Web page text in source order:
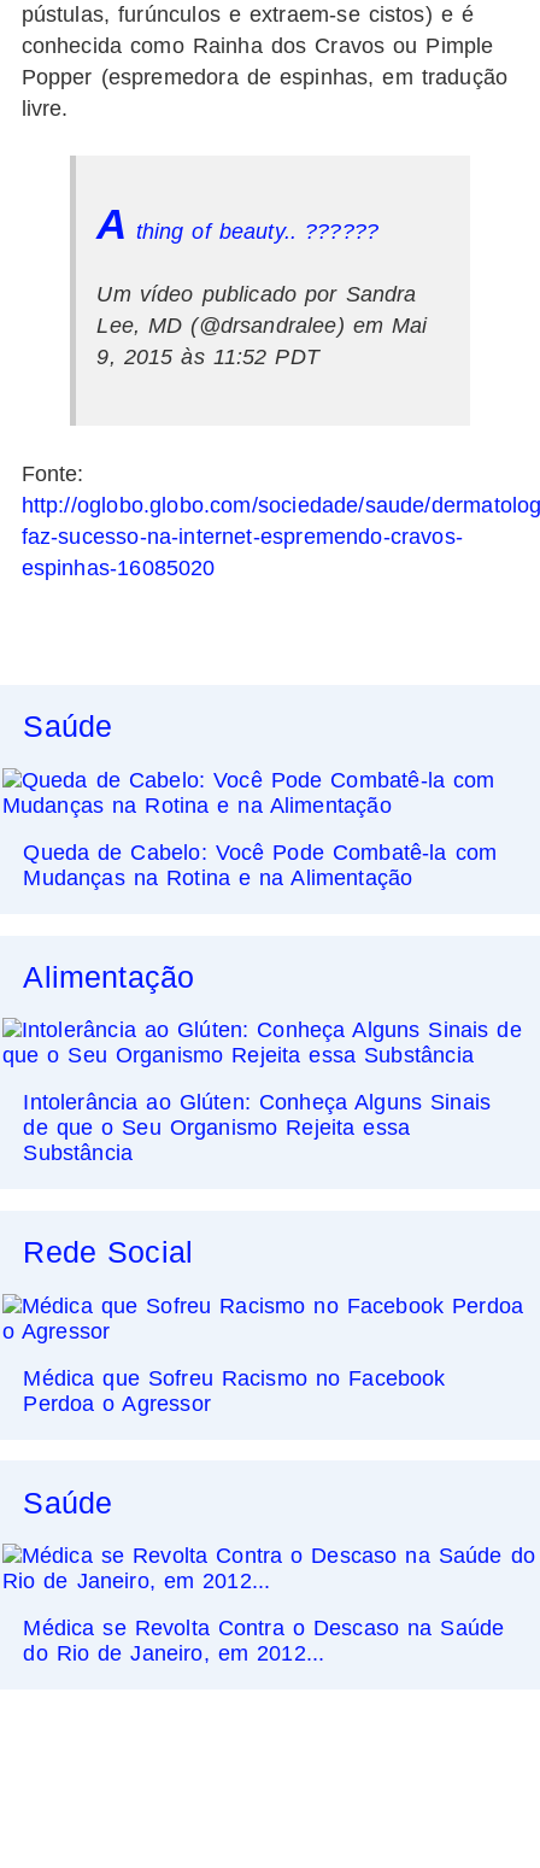
pústulas, furúnculos e extraem-se cistos) e é
conhecida como Rainha dos Cravos ou Pimple
Popper (espremedora de espinhas, em tradução
livre.
A thing of beauty.. ??????
Um vídeo publicado por Sandra
Lee, MD (@drsandralee) em Mai
9, 2015 às 11:52 PDT
Fonte:
http://oglobo.globo.com/sociedade/saude/
faz-sucesso-na-internet-espremendo-cravos-
espinhas-16085020
Saúde
Queda de Cabelo: Você Pode Combatê-la com
Mudanças na Rotina e na Alimentação
Alimentação
Intolerância ao Glúten: Conheça Alguns Sinais
de que o Seu Organismo Rejeita essa
Substância
Rede Social
Médica que Sofreu Racismo no Facebook
Perdoa o Agressor
Saúde
Médica se Revolta Contra o Descaso na Saúde
do Rio de Janeiro, em 2012...